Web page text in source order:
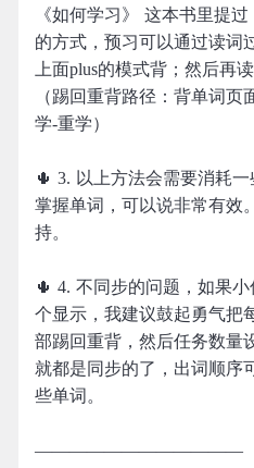
《如何学习》 这本书里提
的方式，预习可以通过读词
上面plus的模式背；然后再
（踢回重背路径：背单词
学-重学）
🌵 3. 以上方法会需要消耗
掌握单词，可以说非常有效
持。
🌵 4. 不同步的问题，如果
个显示，我建议鼓起勇气把
部踢回重背，然后任务数量
就都是同步的了，出词顺序
些单词。
————————————